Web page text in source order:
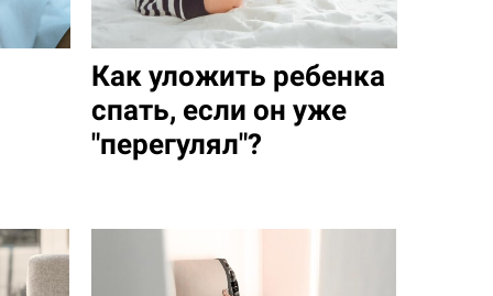
Как уложить ребенка
спать, если он уже
"перегулял"?